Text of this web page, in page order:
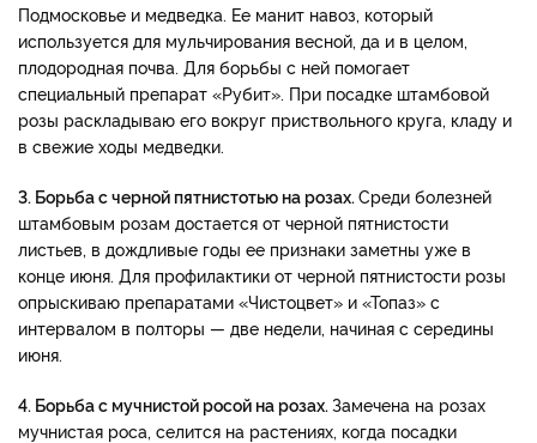
Подмосковье и медведка. Ее манит навоз, который
используется для мульчирования весной, да и в целом,
плодородная почва. Для борьбы с ней помогает
специальный препарат «Рубит». При посадке штамбовой
розы раскладываю его вокруг приствольного круга, кладу и
в свежие ходы медведки.
3. Борьба с черной пятнистотью на розах. Среди болезней
штамбовым розам достается от черной пятнистости
листьев, в дождливые годы ее признаки заметны уже в
конце июня. Для профилактики от черной пятнистости розы
опрыскиваю препаратами «Чистоцвет» и «Топаз» с
интервалом в полторы — две недели, начиная с середины
июня.
4. Борьба с мучнистой росой на розах. Замечена на розах
мучнистая роса, селится на растениях, когда посадки